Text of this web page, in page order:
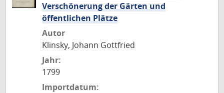
Verschönerung der Gärten und
öffentlichen Plätze
Autor
Klinsky, Johann Gottfried
Jahr:
1799
Importdatum: